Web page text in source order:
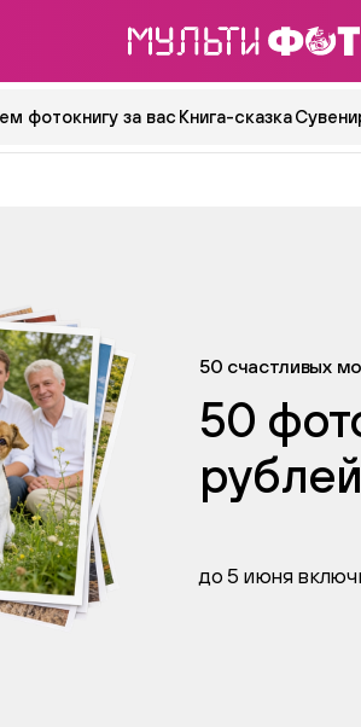
фотокнигу за вас Книга-сказка
50 счастливых
50
рублей
до 5 июня